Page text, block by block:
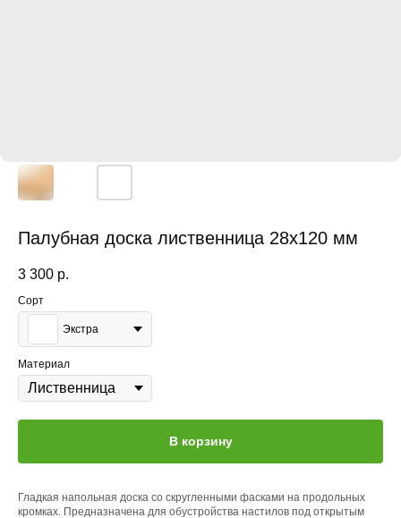
Палубная доска лиственница 28x120 мм
3 300 р.
Сорт
Экстра
Материал
В корзину
Гладкая напольная доска со скругленными фасками на продольных
кромках. Предназначена для обустройства настилов под открытым